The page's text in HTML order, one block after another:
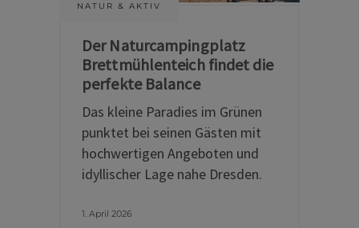
NATUR & AKTIV
Der Naturcampingplatz
Brettmühlenteich findet die
perfekte Balance
Das kleine Paradies im Grünen
punktet bei seinen Gästen mit
hochwertigen Angeboten und
idyllischer Lage nahe Dresden.
1. April 2026